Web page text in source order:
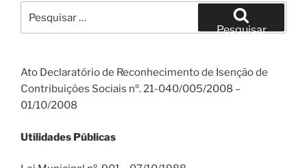
por:
Pesquisar
Ato Declaratório de Reconhecimento de Isenção de
Contribuições Sociais nº. 21-040/005/2008 –
01/10/2008
Utilidades Públicas